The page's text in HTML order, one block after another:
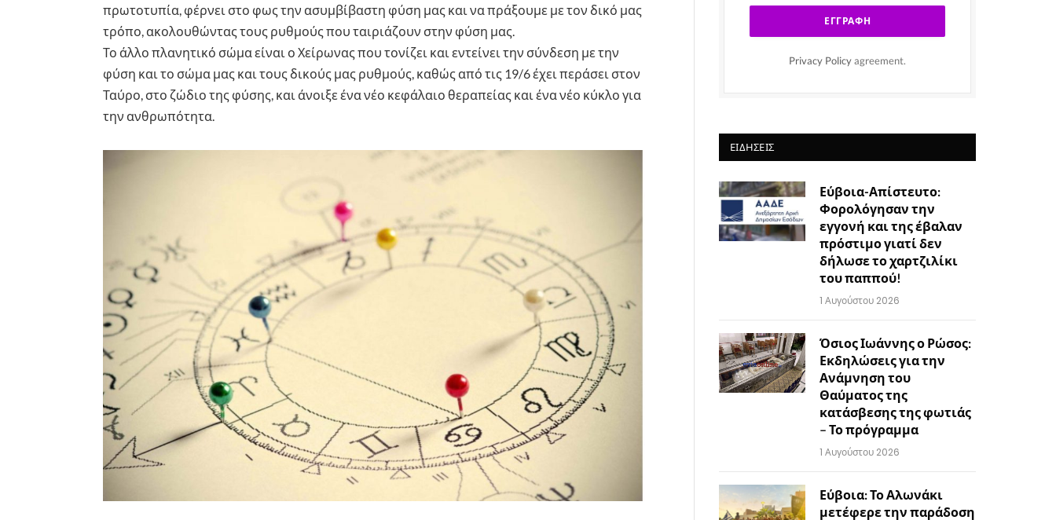
πρωτοτυπία, φέρνει στο φως την ασυμβίβαστη φύση μας και να πράξουμε με τον δικό μας
τρόπο, ακολουθώντας τους ρυθμούς που ταιριάζουν στην φύση μας.
Το άλλο πλανητικό σώμα είναι ο Χείρωνας που τονίζει και εντείνει την σύνδεση με την
φύση και το σώμα μας και τους δικούς μας ρυθμούς, καθώς από τις 19/6 έχει περάσει στον
Ταύρο, στο ζώδιο της φύσης, και άνοιξε ένα νέο κεφάλαιο θεραπείας και ένα νέο κύκλο για
την ανθρωπότητα.
Privacy Policy agreement.
ΕΙΔΉΣΕΙΣ
Εύβοια-Απίστευτο:
Φορολόγησαν την
εγγονή και της έβαλαν
πρόστιμο γιατί δεν
δήλωσε το χαρτζιλίκι
του παππού!
1 Αυγούστου 2026
Όσιος Ιωάννης ο Ρώσος:
Εκδηλώσεις για την
Ανάμνηση του
Θαύματος της
κατάσβεσης της φωτιάς
– Το πρόγραμμα
1 Αυγούστου 2026
Εύβοια: Το Αλωνάκι
μετέφερε την παράδοση